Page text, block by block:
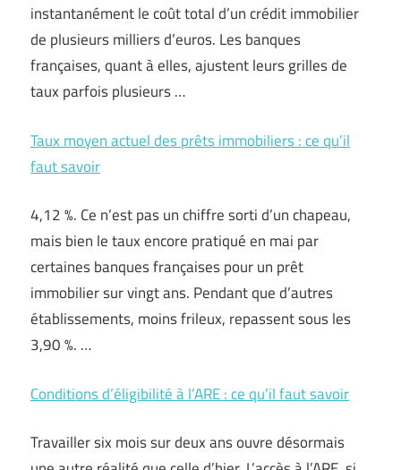
instantanément le coût total d’un crédit immobilier
de plusieurs milliers d’euros. Les banques
françaises, quant à elles, ajustent leurs grilles de
taux parfois plusieurs …
Taux moyen actuel des prêts immobiliers : ce qu’il
faut savoir
4,12 %. Ce n’est pas un chiffre sorti d’un chapeau,
mais bien le taux encore pratiqué en mai par
certaines banques françaises pour un prêt
immobilier sur vingt ans. Pendant que d’autres
établissements, moins frileux, repassent sous les
3,90 %. …
Conditions d’éligibilité à l’ARE : ce qu’il faut savoir
Travailler six mois sur deux ans ouvre désormais